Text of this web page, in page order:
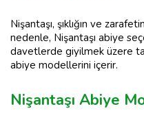
Nişantaşı, şıklığın ve
nedenle, Nişantaşı abiye
davetlerde giyilmek üzere
abiye modellerini içerir.
Nişantaşı Abiye